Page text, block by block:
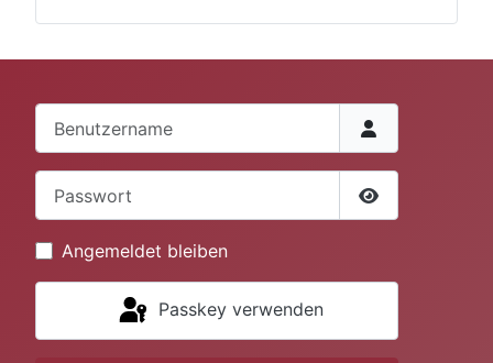
Passwort
Angemeldet bleiben
Passkey verwenden